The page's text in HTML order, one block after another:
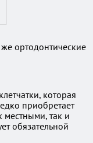
ортодонтические
которая
приобретает
местными, так и
обязательной